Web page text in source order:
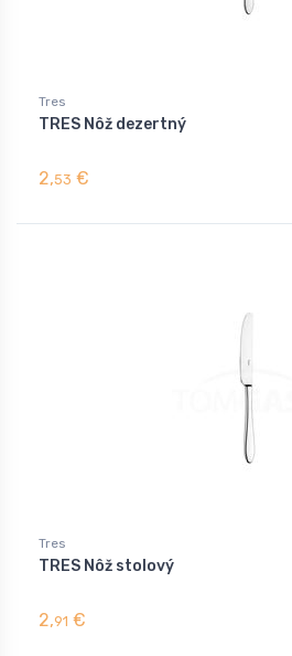
Tres
TRES Nôž dezertný
2,53 €
Tres
TRES Nôž stolový
2,91 €